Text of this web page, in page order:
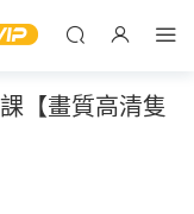
【畫質高清隻